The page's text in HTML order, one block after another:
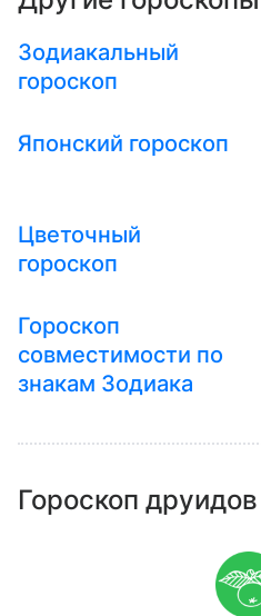
Зодиакальный
гороскоп
Японский гороскоп
Цветочный
гороскоп
Гороскоп
совместимости по
знакам Зодиака
Гороскоп друидов